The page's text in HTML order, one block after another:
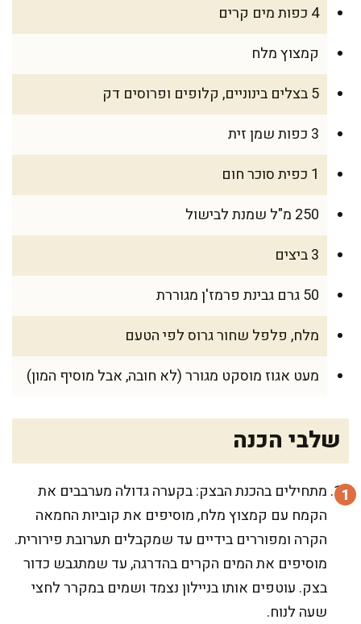
4 כפות מים קרים
קמצוץ מלח
5 בצלים בינוניים, קלופים ופרוסים דק
3 כפות שמן זית
1 כפית סוכר חום
250 מ"ל שמנת לבישול
3 ביצים
50 גרם גבינת פרמז'ן מגוררת
מלח, פלפל שחור גרוס לפי הטעם
מעט אגוז מוסקט מגורר (לא חובה, אבל מוסיף המון)
שלבי הכנה
מתחילים בהכנת הבצק: בקערה גדולה מערבבים את
הקמח עם קמצוץ מלח, מוסיפים את קוביות החמאה
הקרה ומפוררים בידיים עד שמקבלים תערובת פירורית.
מוסיפים את המים הקרים בהדרגה, עד שמתגבש כדור
בצק. עוטפים אותו בניילון נצמד ושמים במקרר לחצי
שעה לנוח.